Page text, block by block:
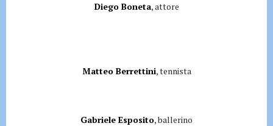
Diego Boneta, attore
Matteo Berrettini, tennista
Gabriele Esposito, ballerino